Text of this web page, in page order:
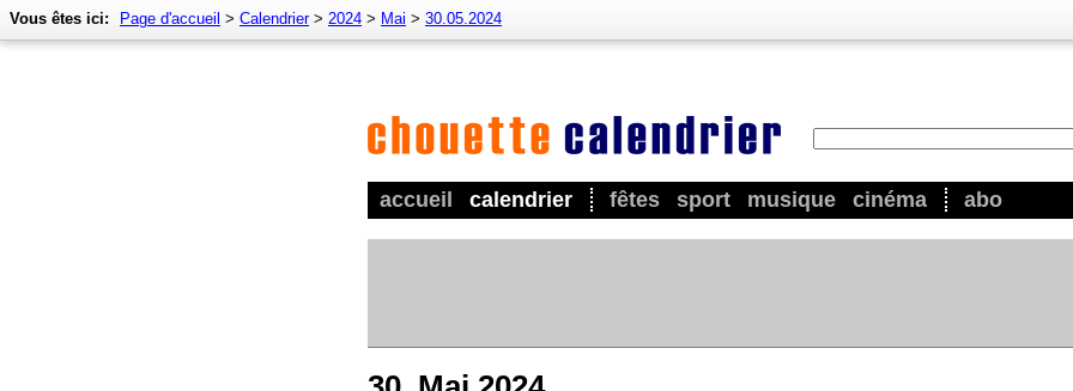
accueil calendrier fêtes sport musique cinéma abo
Vous êtes ici: Page d'accueil > Calendrier> 2024 > Mai > 30.05.2024